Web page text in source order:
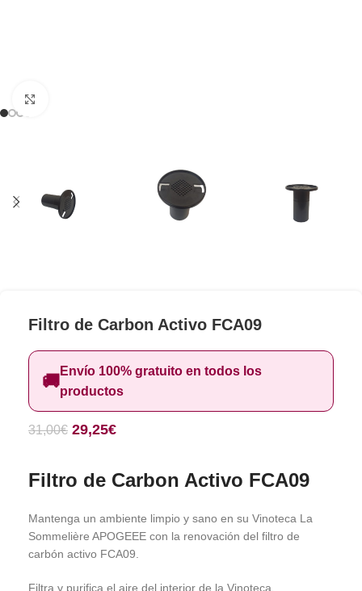
Filtro de Carbon Activo FCA09
🚚Envío 100% gratuito en todos los
productos
31,00€ 29,25€
Filtro de Carbon Activo FCA09
Mantenga un ambiente limpio y sano en su Vinoteca La
Sommelière APOGEEE con la renovación del filtro de
carbón activo FCA09.
Filtra y purifica el aire del interior de la Vinoteca,